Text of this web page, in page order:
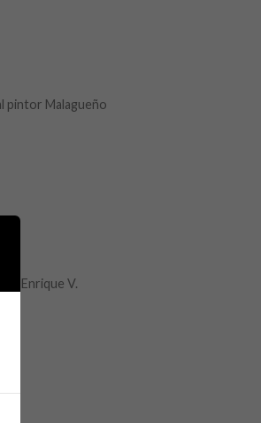
pintor Malagueño
D. Enrique V.